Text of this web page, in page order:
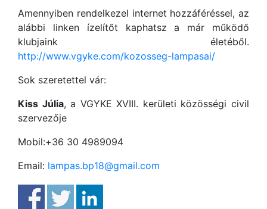
Amennyiben rendelkezel internet hozzáféréssel, az
alábbi linken ízelítőt kaphatsz a már működő
klubjaink életéből.
http://www.vgyke.com/kozosseg-lampasai/
Sok szeretettel vár:
Kiss Júlia, a VGYKE XVIII. kerületi közösségi civil
szervezője
Mobil:+36 30 4989094
Email: lampas.bp18@gmail.com